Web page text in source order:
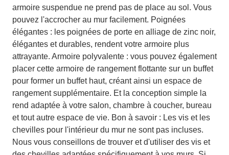
armoire suspendue ne prend pas de place au sol. Vous
pouvez l'accrocher au mur facilement. Poignées
élégantes : les poignées de porte en alliage de zinc noir,
élégantes et durables, rendent votre armoire plus
attrayante. Armoire polyvalente : vous pouvez également
placer cette armoire de rangement flottante sur un buffet
pour former un buffet haut, créant ainsi un espace de
rangement supplémentaire. Et la conception simple la
rend adaptée à votre salon, chambre à coucher, bureau
et tout autre espace de vie. Bon à savoir : Les vis et les
chevilles pour l'intérieur du mur ne sont pas incluses.
Nous vous conseillons de trouver et d'utiliser des vis et